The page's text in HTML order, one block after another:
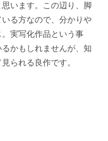
います。この辺り、脚
る方なので、分かりや
実写化作品という事
かもしれませんが、知
られる良作です。